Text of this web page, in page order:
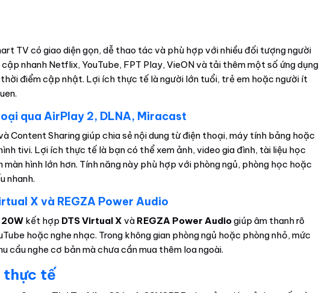
TV có giao diện gọn, dễ thao tác và phù hợp với nhiều đối tượng người
nhanh Netflix, YouTube, FPT Play, VieON và tải thêm một số ứng dụng
điểm cập nhật. Lợi ích thực tế là người lớn tuổi, trẻ em hoặc người ít
qua AirPlay 2, DLNA, Miracast
Content Sharing giúp chia sẻ nội dung từ điện thoại, máy tính bảng hoặc
tivi. Lợi ích thực tế là bạn có thể xem ảnh, video gia đình, tài liệu học
hình lớn hơn. Tính năng này phù hợp với phòng ngủ, phòng học hoặc
nhanh.
X và REGZA Power Audio
20W kết hợp DTS Virtual X và REGZA Power Audiogiúp âm thanh rõ
hoặc nghe nhạc. Trong không gian phòng ngủ hoặc phòng nhỏ, mức
cầu nghe cơ bản mà chưa cần mua thêm loa ngoài.
thực tế